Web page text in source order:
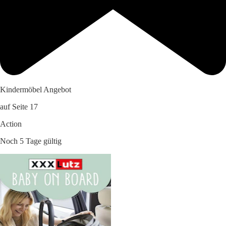
Kindermöbel Angebot
auf Seite 17
Action
Noch 5 Tage gültig